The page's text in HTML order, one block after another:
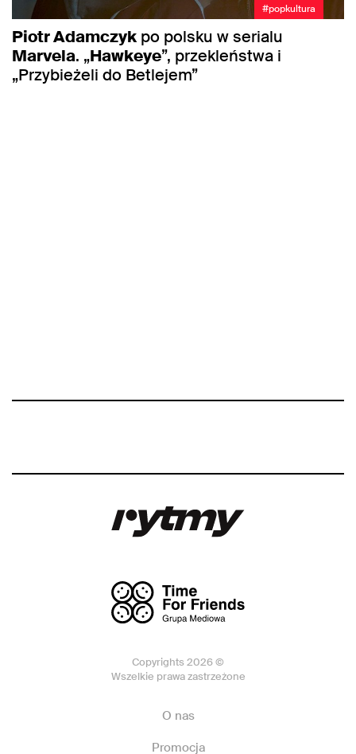
#popkultura
Piotr Adamczyk po polsku w serialu
Marvela. „Hawkeye”, przekleństwa i
„Przybieżeli do Betlejem”
Copyrights 2026 ©
Wszelkie prawa zastrzeżone
O nas
Promocja